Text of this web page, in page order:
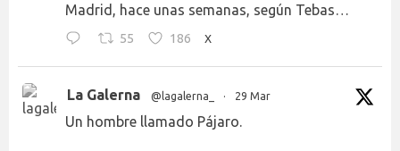
Madrid, hace unas semanas, según Tebas…
55 186 X
La Galerna @lagalerna_ · 29 Mar
Un hombre llamado Pájaro.